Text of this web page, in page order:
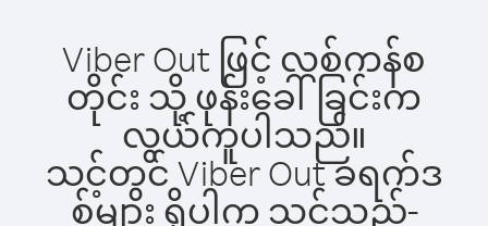
Viber Out ဖြင့် လစ်ကန်စ
တိုင်း သို့ ဖုန်းခေါ်ခြင်းက
လွယ်ကူပါသည်။
သင့်တွင် Viber Out ခရက်ဒ
စ်များ ရှိပါက သင်သည်-